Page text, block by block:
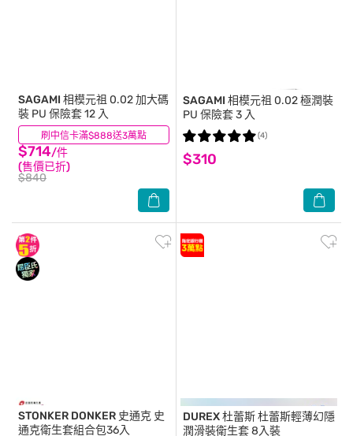
刷中信卡滿$888送3萬點
SAGAMI 相模元祖 0.02 加大碼
裝 PU 保險套 12 入
$714/件
(售價已折)
$840
(14)
SAGAMI 相模元祖 0.02 極潤裝
PU 保險套 3 入
$310
(4)
STONKER DONKER 史通克 史
通克衛生套組合包36入
DUREX 杜蕾斯杜蕾斯輕薄幻隱
潤滑裝衛生套 8入裝